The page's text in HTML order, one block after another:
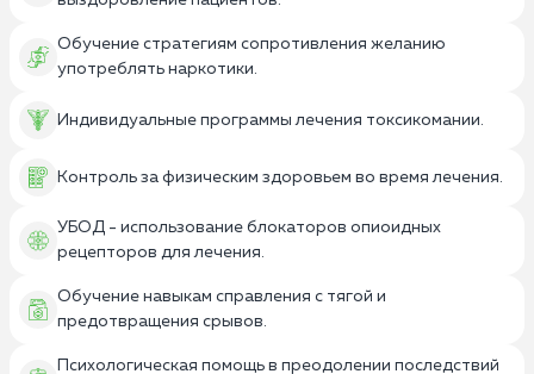
Обучение стратегиям сопротивления желанию
употреблять наркотики.
Индивидуальные программы лечения токсикомании.
Контроль за физическим здоровьем во время лечения.
УБОД - использование блокаторов опиоидных
рецепторов для лечения.
Обучение навыкам справления с тягой и
предотвращения срывов.
Психологическая помощь в преодолении последствий